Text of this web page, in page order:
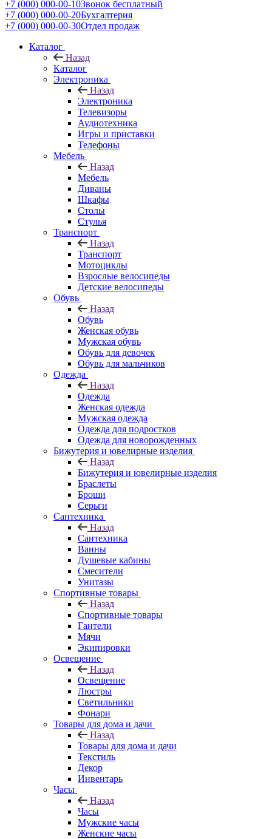
+7 (000) 000-00-10Звонок бесплатный
+7 (000) 000-00-20Бухгалтерия
+7 (000) 000-00-30Отдел продаж
Каталог
Назад
Каталог
Электроника
Назад
Электроника
Телевизоры
Аудиотехника
Игры и приставки
Телефоны
Мебель
Назад
Мебель
Диваны
Шкафы
Столы
Стулья
Транспорт
Назад
Транспорт
Мотоциклы
Взрослые велосипеды
Детские велосипеды
Обувь
Назад
Обувь
Женская обувь
Мужская обувь
Обувь для девочек
Обувь для мальчиков
Одежда
Назад
Одежда
Женская одежда
Мужская одежда
Одежда для подростков
Одежда для новорожденных
Бижутерия и ювелирные изделия
Назад
Бижутерия и ювелирные изделия
Браслеты
Броши
Серьги
Сантехника
Назад
Сантехника
Ванны
Душевые кабины
Смесители
Унитазы
Спортивные товары
Назад
Спортивные товары
Гантели
Мячи
Экипировки
Освещение
Назад
Освещение
Люстры
Светильники
Фонари
Товары для дома и дачи
Назад
Товары для дома и дачи
Текстиль
Декор
Инвентарь
Часы
Назад
Часы
Мужские часы
Женские часы